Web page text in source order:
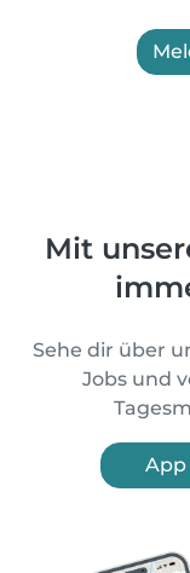
Mit
Sehe dir über
Jobs und
App